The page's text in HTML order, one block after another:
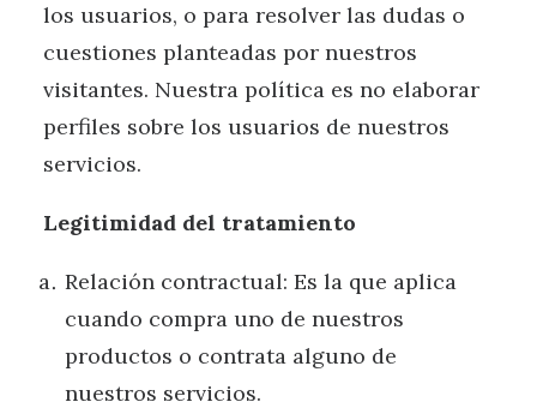
los usuarios, o para resolver las dudas o
cuestiones planteadas por nuestros
visitantes. Nuestra política es no elaborar
perfiles sobre los usuarios de nuestros
servicios.
Legitimidad del tratamiento
Relación contractual: Es la que aplica
cuando compra uno de nuestros
productos o contrata alguno de
nuestros servicios.